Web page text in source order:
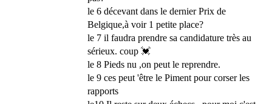
le 6 décevant dans le dernier Prix de
Belgique,à voir 1 petite place?
le 7 il faudra prendre sa candidature très au
sérieux. coup 💓
le 8 Pieds nu ,on peut le reprendre.
le 9 ces peut 'être le Piment pour corser les
rapports